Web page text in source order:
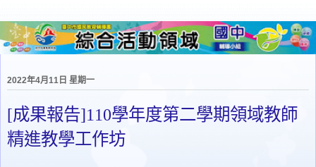
2022年4月11日 星期一
[成果報告]110學年度第二學期領域教師
精進教學工作坊